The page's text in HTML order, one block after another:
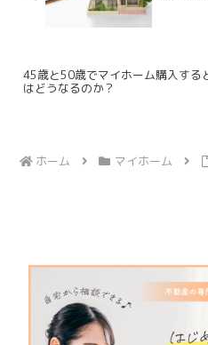
45歳と50歳でマイホーム購入する
はどうなるのか？
ホーム マイホーム